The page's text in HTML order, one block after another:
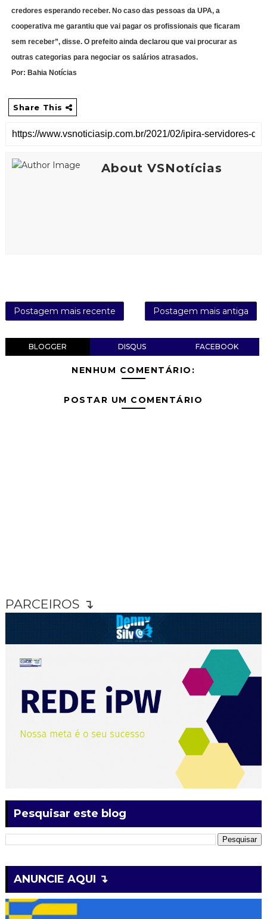
credores esperando receber. No caso das pessoas da UPA, a
cooperativa me garantiu que vai pagar os profissionais que ficaram
sem receber”, disse. O prefeito ainda declarou que vai procurar as
outras categorias para negociar os salários atrasados.
Por: Bahia Notícias
Share This
About VSNotícias
Postagem mais recente Postagem mais antiga
BLOGGER DISQUS FACEBOOK
NENHUM COMENTÁRIO:
POSTAR UM COMENTÁRIO
PARCEIROS ↴
Pesquisar este blog
ANUNCIE AQUI ↴